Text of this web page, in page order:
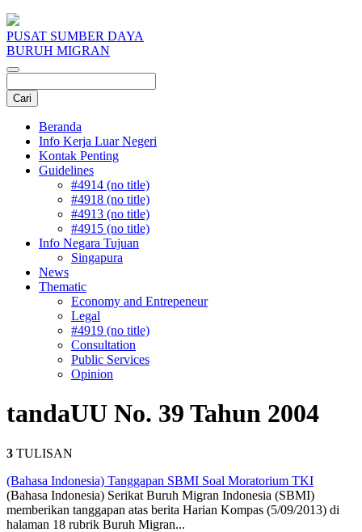
PUSAT SUMBER DAYA
BURUH MIGRAN
Beranda
Info Kerja Luar Negeri
Kontak Penting
Guidelines
#4914 (no title)
#4918 (no title)
#4913 (no title)
#4915 (no title)
Info Negara Tujuan
Singapura
News
Thematic
Economy and Entrepeneur
Legal
#4919 (no title)
Consultation
Public Services
Opinion
tandaUU No. 39 Tahun 2004
3 TULISAN
(Bahasa Indonesia) Tanggapan SBMI Soal Moratorium TKI
(Bahasa Indonesia) Serikat Buruh Migran Indonesia (SBMI)
memberikan tanggapan atas berita Harian Kompas (5/09/2013) di
halaman 18 rubrik Buruh Migran...